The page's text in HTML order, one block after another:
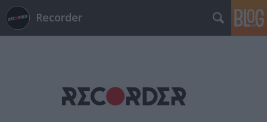
Recorder